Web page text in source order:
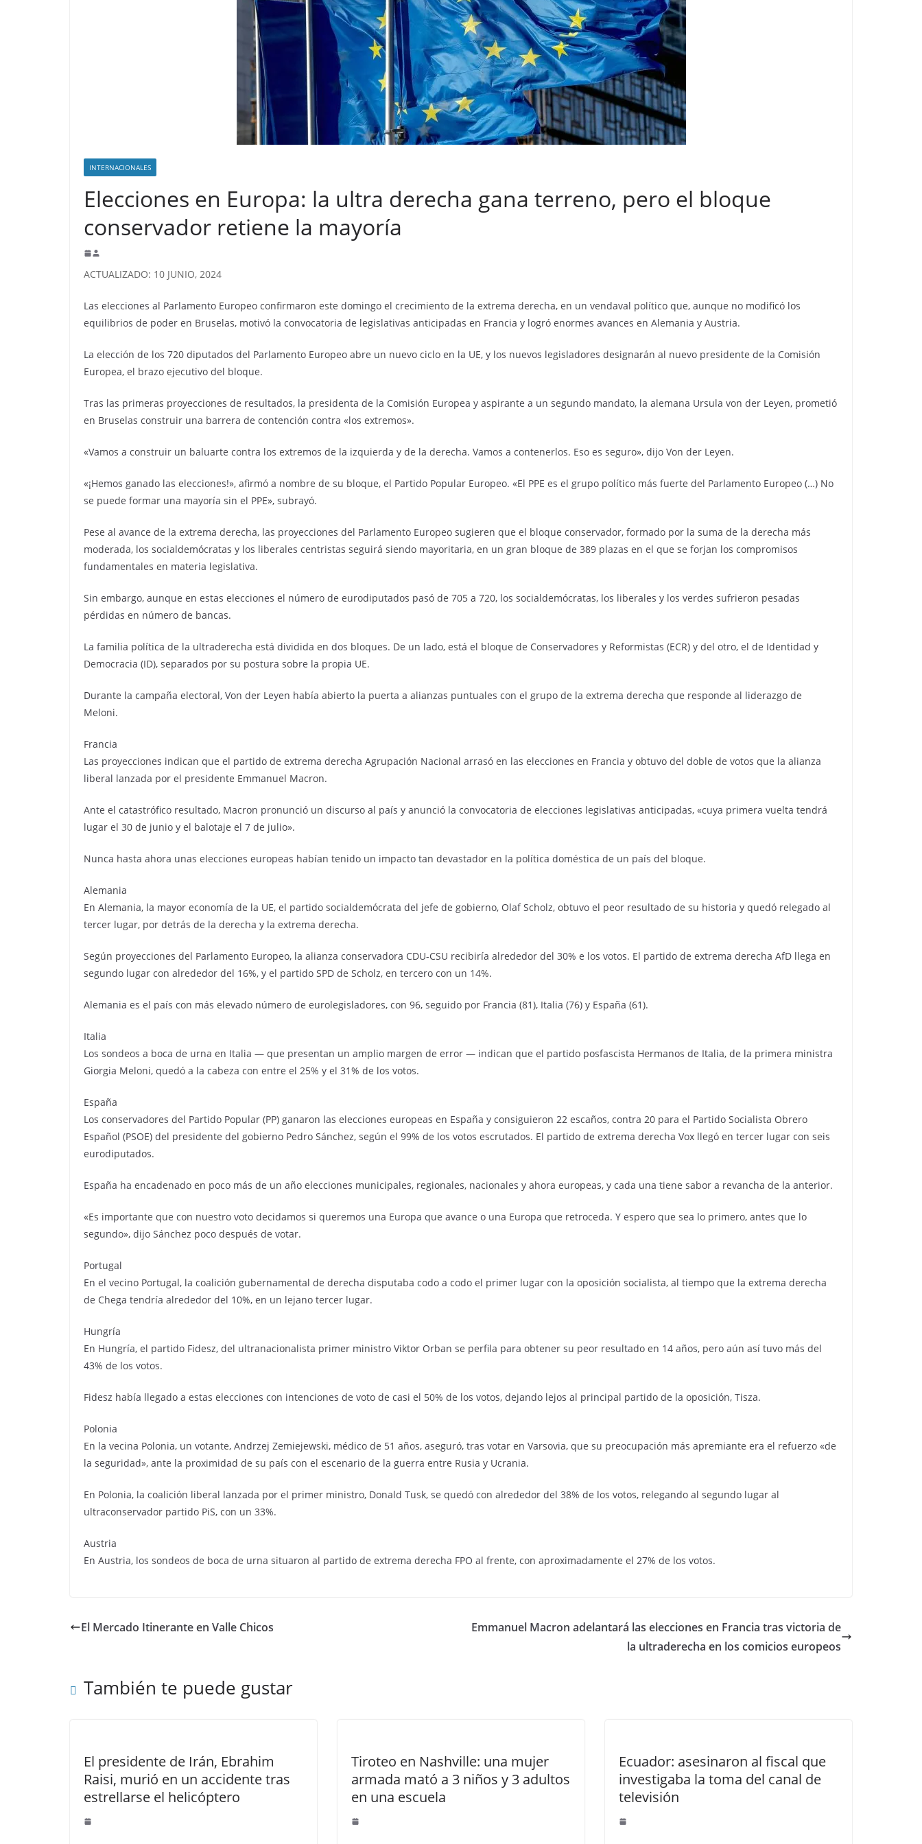
INTERNACIONALES
Elecciones en Europa: la ultra derecha gana terreno, pero el bloque
conservador retiene la mayoría
ACTUALIZADO: 10 JUNIO, 2024
Las elecciones al Parlamento Europeo confirmaron este domingo el crecimiento de la extrema derecha, en un vendaval político que, aunque no modificó los
equilibrios de poder en Bruselas, motivó la convocatoria de legislativas anticipadas en Francia y logró enormes avances en Alemania y Austria.
La elección de los 720 diputados del Parlamento Europeo abre un nuevo ciclo en la UE, y los nuevos legisladores designarán al nuevo presidente de la Comisión
Europea, el brazo ejecutivo del bloque.
Tras las primeras proyecciones de resultados, la presidenta de la Comisión Europea y aspirante a un segundo mandato, la alemana Ursula von der Leyen, prometió
en Bruselas construir una barrera de contención contra «los extremos».
«Vamos a construir un baluarte contra los extremos de la izquierda y de la derecha. Vamos a contenerlos. Eso es seguro», dijo Von der Leyen.
«¡Hemos ganado las elecciones!», afirmó a nombre de su bloque, el Partido Popular Europeo. «El PPE es el grupo político más fuerte del Parlamento Europeo (…) No
se puede formar una mayoría sin el PPE», subrayó.
Pese al avance de la extrema derecha, las proyecciones del Parlamento Europeo sugieren que el bloque conservador, formado por la suma de la derecha más
moderada, los socialdemócratas y los liberales centristas seguirá siendo mayoritaria, en un gran bloque de 389 plazas en el que se forjan los compromisos
fundamentales en materia legislativa.
Sin embargo, aunque en estas elecciones el número de eurodiputados pasó de 705 a 720, los socialdemócratas, los liberales y los verdes sufrieron pesadas
pérdidas en número de bancas.
La familia política de la ultraderecha está dividida en dos bloques. De un lado, está el bloque de Conservadores y Reformistas (ECR) y del otro, el de Identidad y
Democracia (ID), separados por su postura sobre la propia UE.
Durante la campaña electoral, Von der Leyen había abierto la puerta a alianzas puntuales con el grupo de la extrema derecha que responde al liderazgo de
Meloni.
Francia
Las proyecciones indican que el partido de extrema derecha Agrupación Nacional arrasó en las elecciones en Francia y obtuvo del doble de votos que la alianza
liberal lanzada por el presidente Emmanuel Macron.
Ante el catastrófico resultado, Macron pronunció un discurso al país y anunció la convocatoria de elecciones legislativas anticipadas, «cuya primera vuelta tendrá
lugar el 30 de junio y el balotaje el 7 de julio».
Nunca hasta ahora unas elecciones europeas habían tenido un impacto tan devastador en la política doméstica de un país del bloque.
Alemania
En Alemania, la mayor economía de la UE, el partido socialdemócrata del jefe de gobierno, Olaf Scholz, obtuvo el peor resultado de su historia y quedó relegado al
tercer lugar, por detrás de la derecha y la extrema derecha.
Según proyecciones del Parlamento Europeo, la alianza conservadora CDU-CSU recibiría alrededor del 30% e los votos. El partido de extrema derecha AfD llega en
segundo lugar con alrededor del 16%, y el partido SPD de Scholz, en tercero con un 14%.
Alemania es el país con más elevado número de eurolegisladores, con 96, seguido por Francia (81), Italia (76) y España (61).
Italia
Los sondeos a boca de urna en Italia — que presentan un amplio margen de error — indican que el partido posfascista Hermanos de Italia, de la primera ministra
Giorgia Meloni, quedó a la cabeza con entre el 25% y el 31% de los votos.
España
Los conservadores del Partido Popular (PP) ganaron las elecciones europeas en España y consiguieron 22 escaños, contra 20 para el Partido Socialista Obrero
Español (PSOE) del presidente del gobierno Pedro Sánchez, según el 99% de los votos escrutados. El partido de extrema derecha Vox llegó en tercer lugar con seis
eurodiputados.
España ha encadenado en poco más de un año elecciones municipales, regionales, nacionales y ahora europeas, y cada una tiene sabor a revancha de la anterior.
«Es importante que con nuestro voto decidamos si queremos una Europa que avance o una Europa que retroceda. Y espero que sea lo primero, antes que lo
segundo», dijo Sánchez poco después de votar.
Portugal
En el vecino Portugal, la coalición gubernamental de derecha disputaba codo a codo el primer lugar con la oposición socialista, al tiempo que la extrema derecha
de Chega tendría alrededor del 10%, en un lejano tercer lugar.
Hungría
En Hungría, el partido Fidesz, del ultranacionalista primer ministro Viktor Orban se perfila para obtener su peor resultado en 14 años, pero aún así tuvo más del
43% de los votos.
Fidesz había llegado a estas elecciones con intenciones de voto de casi el 50% de los votos, dejando lejos al principal partido de la oposición, Tisza.
Polonia
En la vecina Polonia, un votante, Andrzej Zemiejewski, médico de 51 años, aseguró, tras votar en Varsovia, que su preocupación más apremiante era el refuerzo «de
la seguridad», ante la proximidad de su país con el escenario de la guerra entre Rusia y Ucrania.
En Polonia, la coalición liberal lanzada por el primer ministro, Donald Tusk, se quedó con alrededor del 38% de los votos, relegando al segundo lugar al
ultraconservador partido PiS, con un 33%.
Austria
En Austria, los sondeos de boca de urna situaron al partido de extrema derecha FPO al frente, con aproximadamente el 27% de los votos.
El Mercado Itinerante en Valle Chicos
Emmanuel Macron adelantará las elecciones en Francia tras victoria de
la ultraderecha en los comicios europeos
También te puede gustar
El presidente de Irán, Ebrahim
Raisi, murió en un accidente tras
estrellarse el helicóptero
Tiroteo en Nashville: una mujer
armada mató a 3 niños y 3 adultos
en una escuela
Ecuador: asesinaron al fiscal que
investigaba la toma del canal de
televisión